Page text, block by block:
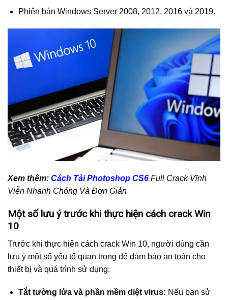
Phiên bản Windows Server 2008, 2012, 2016 và 2019.
Xem thêm: Cách Tải Photoshop CS6 Full Crack Vĩnh
Viễn Nhanh Chóng Và Đơn Giản
Một số lưu ý trước khi thực hiện cách crack Win
10
Trước khi thực hiện cách crack Win 10, người dùng cần
lưu ý một số yếu tố quan trọng để đảm bảo an toàn cho
thiết bị và quá trình sử dụng:
Tắt tường lửa và phần mềm diệt virus: Nếu bạn sử